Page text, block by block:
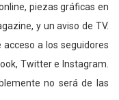
piezas gráficas en
y un aviso de TV.
a los seguidores
Twitter e Instagram.
no será de las